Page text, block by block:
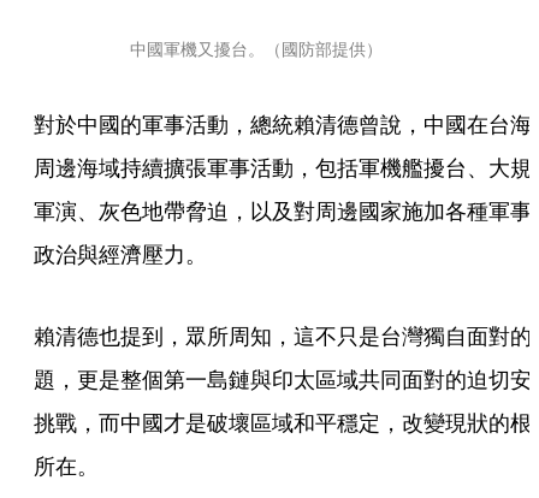
中國軍機又擾台。（國防部提供）
對於中國的軍事活動，總統賴清德曾說，中國在台海
周邊海域持續擴張軍事活動，包括軍機艦擾台、大規
軍演、灰色地帶脅迫，以及對周邊國家施加各種軍事
政治與經濟壓力。
賴清德也提到，眾所周知，這不只是台灣獨自面對的
題，更是整個第一島鏈與印太區域共同面對的迫切安
挑戰，而中國才是破壞區域和平穩定，改變現狀的根
所在。